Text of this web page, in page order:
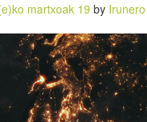
martxoak 19 by Irunero